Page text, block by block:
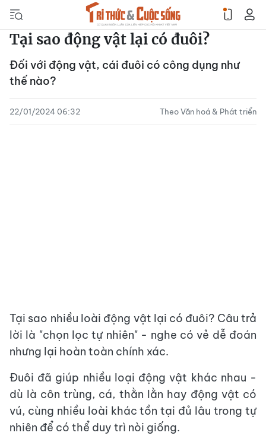
Tại sao động vật lại có đuôi?
Đối với động vật, cái đuôi có công dụng như
thế nào?
22/01/2024 06:32 Theo Văn hoá & Phát triển
Tại sao nhiều loài động vật lại có đuôi? Câu trả
lời là "chọn lọc tự nhiên" - nghe có vẻ dễ đoán
nhưng lại hoàn toàn chính xác.
Đuôi đã giúp nhiều loại động vật khác nhau -
dù là côn trùng, cá, thằn lằn hay động vật có
vú, cùng nhiều loài khác tồn tại đủ lâu trong tự
nhiên để có thể duy trì nòi giống.